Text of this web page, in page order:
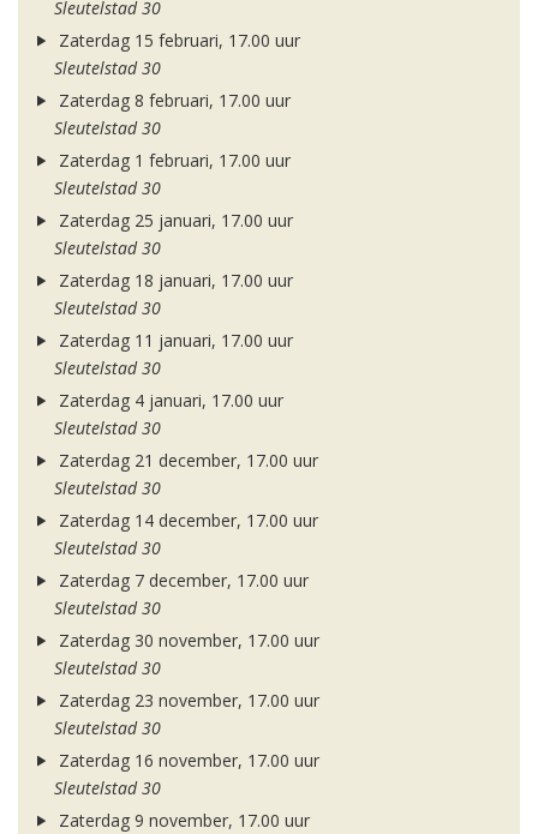
Sleutelstad 30
Zaterdag 15 februari, 17.00 uur
Sleutelstad 30
Zaterdag 8 februari, 17.00 uur
Sleutelstad 30
Zaterdag 1 februari, 17.00 uur
Sleutelstad 30
Zaterdag 25 januari, 17.00 uur
Sleutelstad 30
Zaterdag 18 januari, 17.00 uur
Sleutelstad 30
Zaterdag 11 januari, 17.00 uur
Sleutelstad 30
Zaterdag 4 januari, 17.00 uur
Sleutelstad 30
Zaterdag 21 december, 17.00 uur
Sleutelstad 30
Zaterdag 14 december, 17.00 uur
Sleutelstad 30
Zaterdag 7 december, 17.00 uur
Sleutelstad 30
Zaterdag 30 november, 17.00 uur
Sleutelstad 30
Zaterdag 23 november, 17.00 uur
Sleutelstad 30
Zaterdag 16 november, 17.00 uur
Sleutelstad 30
Zaterdag 9 november, 17.00 uur